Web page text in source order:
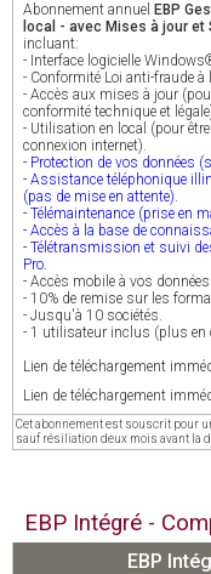
Abonnement annuel EBP
local - avec Mises à jour et
incluant:
- Interface logicielle
- Conformité Loi anti-fraude à
- Accès aux mises à jour
conformité technique et
- Utilisation en local (pour
connexion internet).
- Protection de vos données
- Assistance téléphonique
(pas de mise en attente).
- Télémaintenance (prise en
- Accès à la base de
- Télétransmission et suivi
Pro.
- Accès mobile à vos
- 10% de remise sur les
- Jusqu'à 10 sociétés.
- 1 utilisateur inclus (plus en
Lien de téléchargement
Lien de téléchargement
Cet abonnement est souscrit pour
sauf résiliation deux mois avant la
EBP Intégré -
EBP